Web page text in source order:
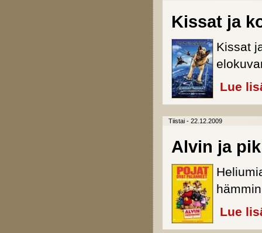
Kissat ja
Kissat
Lue
Tiistai - 22.12.2009
Alvin ja
Lue